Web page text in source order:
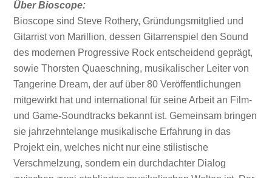
Über Bioscope:
Bioscope sind Steve Rothery, Gründungsmitglied und
Gitarrist von Marillion, dessen Gitarrenspiel den Sound
des modernen Progressive Rock entscheidend geprägt,
sowie Thorsten Quaeschning, musikalischer Leiter von
Tangerine Dream, der auf über 80 Veröffentlichungen
mitgewirkt hat und international für seine Arbeit an Film-
und Game-Soundtracks bekannt ist. Gemeinsam bringen
sie jahrzehntelange musikalische Erfahrung in das
Projekt ein, welches nicht nur eine stilistische
Verschmelzung, sondern ein durchdachter Dialog